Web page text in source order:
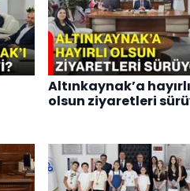
Altınkaynak’a hayırlı
olsun ziyaretleri